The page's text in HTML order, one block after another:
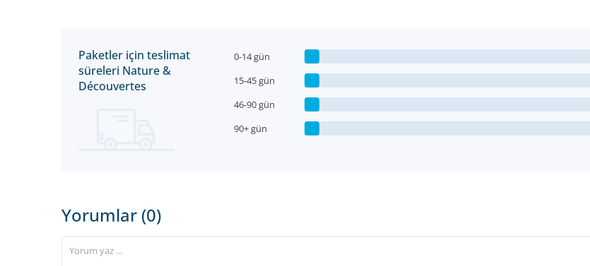
Paketler için teslimat
süreleri Nature &
Découvertes
0-14 gün
15-45 gün
46-90 gün
90+ gün
Yorumlar (0)